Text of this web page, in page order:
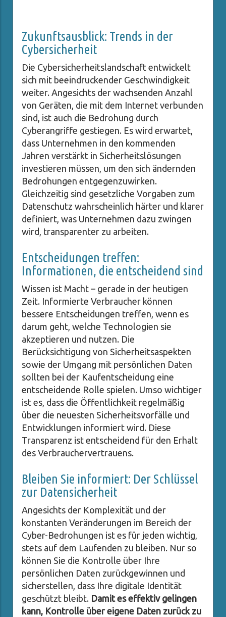
Zukunftsausblick: Trends in der
Cybersicherheit
Die Cybersicherheitslandschaft entwickelt
sich mit beeindruckender Geschwindigkeit
weiter. Angesichts der wachsenden Anzahl
von Geräten, die mit dem Internet verbunden
sind, ist auch die Bedrohung durch
Cyberangriffe gestiegen. Es wird erwartet,
dass Unternehmen in den kommenden
Jahren verstärkt in Sicherheitslösungen
investieren müssen, um den sich ändernden
Bedrohungen entgegenzuwirken.
Gleichzeitig sind gesetzliche Vorgaben zum
Datenschutz wahrscheinlich härter und klarer
definiert, was Unternehmen dazu zwingen
wird, transparenter zu arbeiten.
Entscheidungen treffen:
Informationen, die entscheidend sind
Wissen ist Macht – gerade in der heutigen
Zeit. Informierte Verbraucher können
bessere Entscheidungen treffen, wenn es
darum geht, welche Technologien sie
akzeptieren und nutzen. Die
Berücksichtigung von Sicherheitsaspekten
sowie der Umgang mit persönlichen Daten
sollten bei der Kaufentscheidung eine
entscheidende Rolle spielen. Umso wichtiger
ist es, dass die Öffentlichkeit regelmäßig
über die neuesten Sicherheitsvorfälle und
Entwicklungen informiert wird. Diese
Transparenz ist entscheidend für den Erhalt
des Verbrauchervertrauens.
Bleiben Sie informiert: Der Schlüssel
zur Datensicherheit
Angesichts der Komplexität und der
konstanten Veränderungen im Bereich der
Cyber-Bedrohungen ist es für jeden wichtig,
stets auf dem Laufenden zu bleiben. Nur so
können Sie die Kontrolle über Ihre
persönlichen Daten zurückgewinnen und
sicherstellen, dass Ihre digitale Identität
geschützt bleibt. Damit es effektiv gelingen
kann, Kontrolle über eigene Daten zurück zu